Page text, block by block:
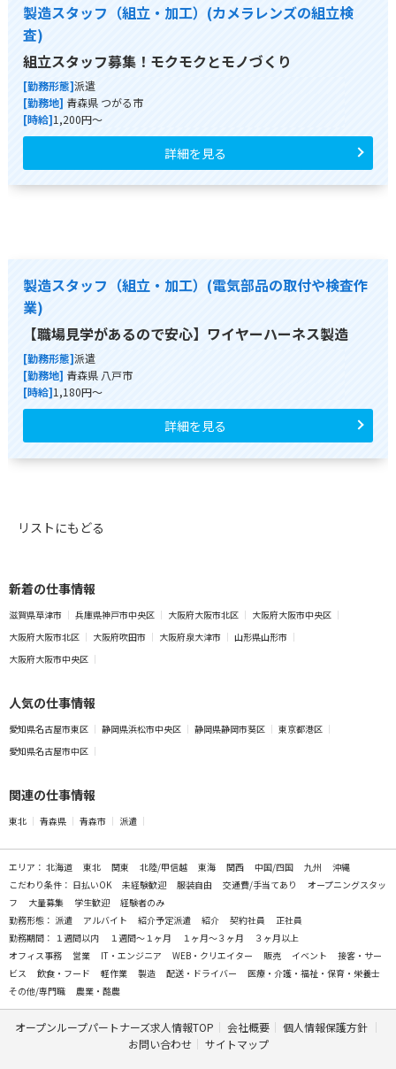
製造スタッフ（組立・加工）(カメラレンズの組立検
査)
組立スタッフ募集！モクモクとモノづくり
[勤務形態]派遣
[勤務地] 青森県 つがる市
[時給]1,200円～
詳細を見る
製造スタッフ（組立・加工）(電気部品の取付や検査作
業)
【職場見学があるので安心】ワイヤーハーネス製造
[勤務形態]派遣
[勤務地] 青森県 八戸市
[時給]1,180円～
詳細を見る
リストにもどる
新着の仕事情報
滋賀県草津市 兵庫県神戸市中央区 大阪府大阪市北区
大阪府大阪市中央区
大阪府大阪市北区
大阪府吹田市 大阪府泉大津市
山形県山形市
大阪府大阪市中央区
人気の仕事情報
愛知県名古屋市東区 静岡県浜松市中央区 静岡県静岡市葵区
東京都港区
愛知県名古屋市中区
関連の仕事情報
東北 青森県 青森市 派遣
エリア： 北海道 東北 関東 北陸/甲信越 東海 関西 中国/四国 九州
沖縄
こだわり条件： 日払いOK 未経験歓迎 服装自由 交通費/手当てあり
オープニングスタッ
フ
大量募集 学生歓迎
経験者のみ
勤務形態： 派遣 アルバイト 紹介予定派遣 紹介 契約社員
正社員
勤務期間： １週間以内 １週間～１ヶ月 １ヶ月～３ヶ月
３ヶ月以上
オフィス事務
営業 IT・エンジニア WEB・クリエイター 販売 イベント
接客・サー
ビス
飲食・フード 軽作業 製造 配送・ドライバー
医療・介護・福祉・保育・栄養士
その他/専門職
農業・酪農
オープンループパートナーズ求人情報TOP 会社概要
個人情報保護方針
お問い合わせ
サイトマップ